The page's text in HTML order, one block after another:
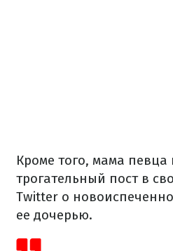
Кроме того, мама певца
трогательный пост в
Twitter о
ее дочерью.